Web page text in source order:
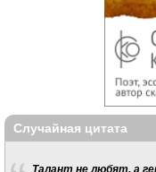
Случайная цитата
Талант не любят, а